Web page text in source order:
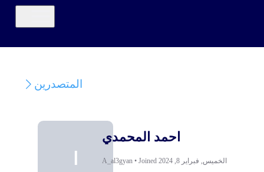
المتصدرين
احمد المحمدي
A_al3gyan • Joined الخميس, فبراير 8, 2024